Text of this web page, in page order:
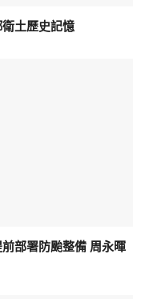
土歷史記憶
部署防颱整備 周永暉